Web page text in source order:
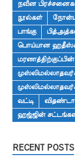
நவீன
நூல்கள்
பாங்கு
பொய்யான
மரணத்திற்குப்பின்
வட்டி
ஹஜ்ஜின்
RECENT POSTS